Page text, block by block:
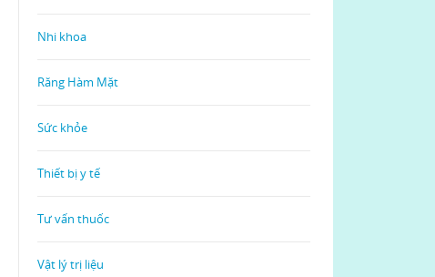
Nhi khoa
Răng Hàm Mặt
Sức khỏe
Thiết bị y tế
Tư vấn thuốc
Vật lý trị liệu